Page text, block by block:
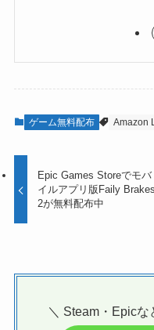
ゲーム無料配布 Amazon
Epic Games Storeでモバ
イルアプリ版Faily Brakes
2が無料配布中
＼ Steam・Epicな